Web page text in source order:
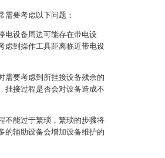
需要考虑以下问题：
电设备周边可能存在带电设
虑到操作工具距离临近带电设
需要考虑到所挂接设备残余的
挂接过程是否会对设备造成不
不能过于繁琐，繁琐的步骤将
的辅助设备会增加设备维护的